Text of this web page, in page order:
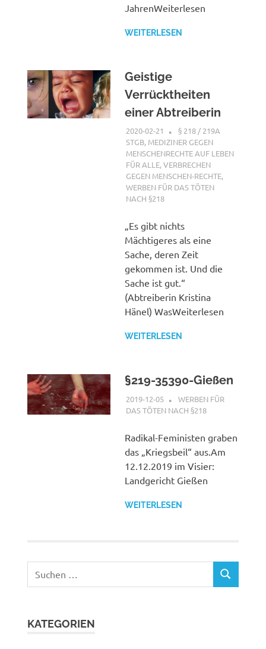
JahrenWeiterlesen
WEITERLESEN
Geistige
Verrücktheiten
einer Abtreiberin
2020-02-21 G A
§ 218 / 219A
STGB, MEDIZINER GEGEN
MENSCHENRECHTE AUF LEBEN
FÜR ALLE,VERBRECHEN
GEGEN MENSCHEN-RECHTE,
WERBEN FÜR DAS TÖTEN
NACH §218
„Es gibt nichts
Mächtigeres als eine
Sache, deren Zeit
gekommen ist. Und die
Sache ist gut.“
(Abtreiberin Kristina
Hänel) WasWeiterlesen
WEITERLESEN
§219-35390-Gießen
2019-12-05 G A
WERBEN FÜR
DAS TÖTEN NACH §218
Radikal-Feministen graben
das „Kriegsbeil“ aus.Am
12.12.2019 im Visier:
Landgericht Gießen
WEITERLESEN
nach:
SUCHEN
KATEGORIEN